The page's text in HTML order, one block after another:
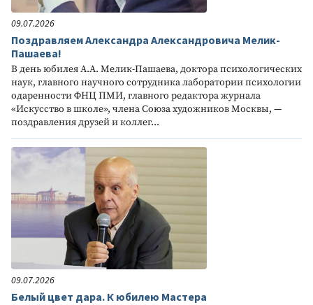
09.07.2026
Поздравляем Александра Александровича Мелик-
Пашаева!
В день юбилея А.А. Мелик-Пашаева, доктора психологических
наук, главного научного сотрудника лаборатории психологии
одаренности ФНЦ ПМИ, главного редактора журнала
«Искусство в школе», члена Союза художников Москвы, —
поздравления друзей и коллег...
09.07.2026
Белый цвет дара. К юбилею Мастера